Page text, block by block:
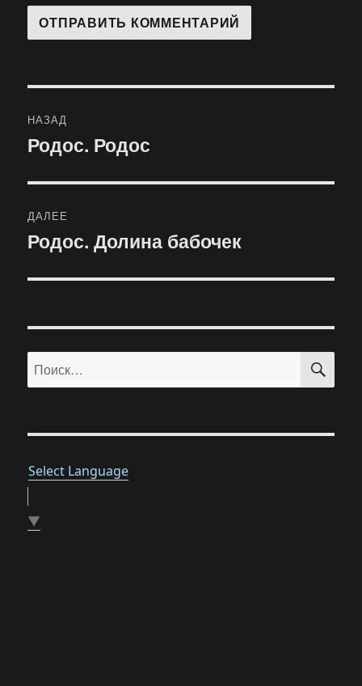
по
НАЗАД
Предыдущая
Родос. Родос
ДАЛЕЕ
Следующая
Родос. Долина бабочек
Искать:
Select Language
▼